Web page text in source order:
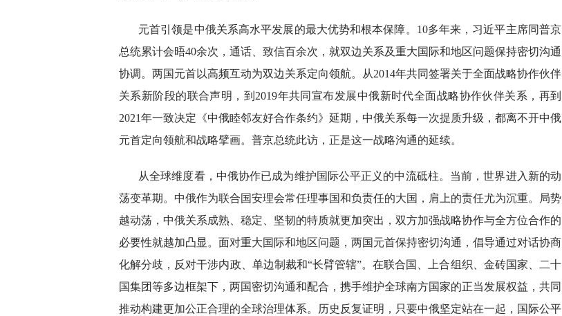
元首引领是中俄关系高水平发展的最大优势和根本保障。10多年来，习近平主席同普京
总统累计会晤40余次，通话、致信百余次，就双边关系及重大国际和地区问题保持密切沟通
协调。两国元首以高频互动为双边关系定向领航。从2014年共同签署关于全面战略协作伙伴
关系新阶段的联合声明，到2019年共同宣布发展中俄新时代全面战略协作伙伴关系，再到
2021年一致决定《中俄睦邻友好合作条约》延期，中俄关系每一次提质升级，都离不开中俄
元首定向领航和战略擘画。普京总统此访，正是这一战略沟通的延续。
从全球维度看，中俄协作已成为维护国际公平正义的中流砥柱。当前，世界进入新的动
荡变革期。中俄作为联合国安理会常任理事国和负责任的大国，肩上的责任尤为沉重。局势
越动荡，中俄关系成熟、稳定、坚韧的特质就更加突出，双方加强战略协作与全方位合作的
必要性就越加凸显。面对重大国际和地区问题，两国元首保持密切沟通，倡导通过对话协商
化解分歧，反对干涉内政、单边制裁和“长臂管辖”。在联合国、上合组织、金砖国家、二十
国集团等多边框架下，两国密切沟通和配合，携手维护全球南方国家的正当发展权益，共同
推动构建更加公正合理的全球治理体系。历史反复证明，只要中俄坚定站在一起，国际公平